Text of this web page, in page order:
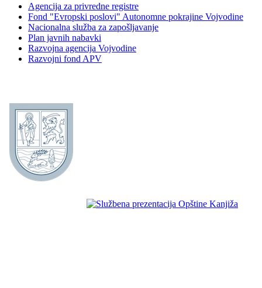
Agencija za privredne registre
Fond "Evropski poslovi" Autonomne pokrajine Vojvodine
Nacionalna služba za zapošljavanje
Plan javnih nabavki
Razvojna agencija Vojvodine
Razvojni fond APV